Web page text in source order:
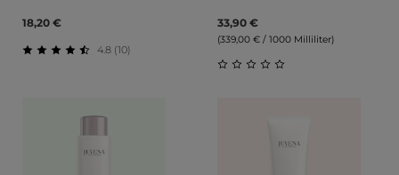
18,20 €
4.8 (10)
33,90 €
(339,00 € / 1000 Milliliter)